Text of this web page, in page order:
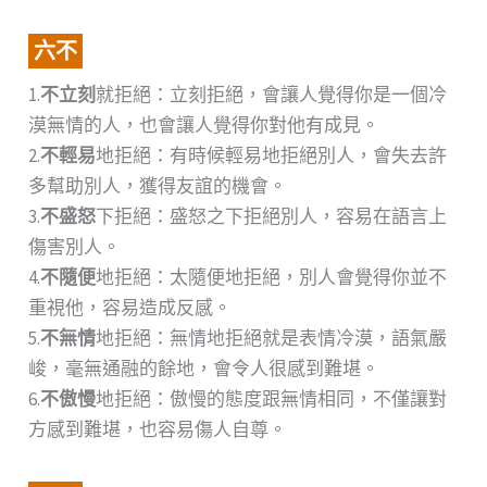
六不
1.不立刻就拒絕：立刻拒絕，會讓人覺得你是一個冷
漠無情的人，也會讓人覺得你對他有成見。
2.不輕易地拒絕：有時候輕易地拒絕別人，會失去許
多幫助別人，獲得友誼的機會。
3.不盛怒下拒絕：盛怒之下拒絕別人，容易在語言上
傷害別人。
4.不隨便地拒絕：太隨便地拒絕，別人會覺得你並不
重視他，容易造成反感。
5.不無情地拒絕：無情地拒絕就是表情冷漠，語氣嚴
峻，毫無通融的餘地，會令人很感到難堪。
6.不傲慢地拒絕：傲慢的態度跟無情相同，不僅讓對
方感到難堪，也容易傷人自尊。